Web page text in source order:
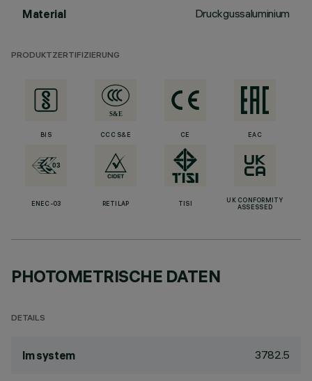
Material Druckgussaluminium
PRODUKTZERTIFIZIERUNG
BIS CCC S&E CE EAC
ENEC-03 RETILAP TISI
UK CONFORMITY
ASSESSED
PHOTOMETRISCHE DATEN
DETAILS
lm system 3782.5